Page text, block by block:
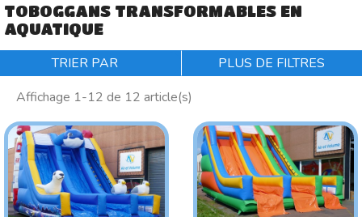
TOBOGGANS TRANSFORMABLES EN
AQUATIQUE
TRIER PAR
PLUS DE FILTRES
Affichage 1-12 de 12 article(s)